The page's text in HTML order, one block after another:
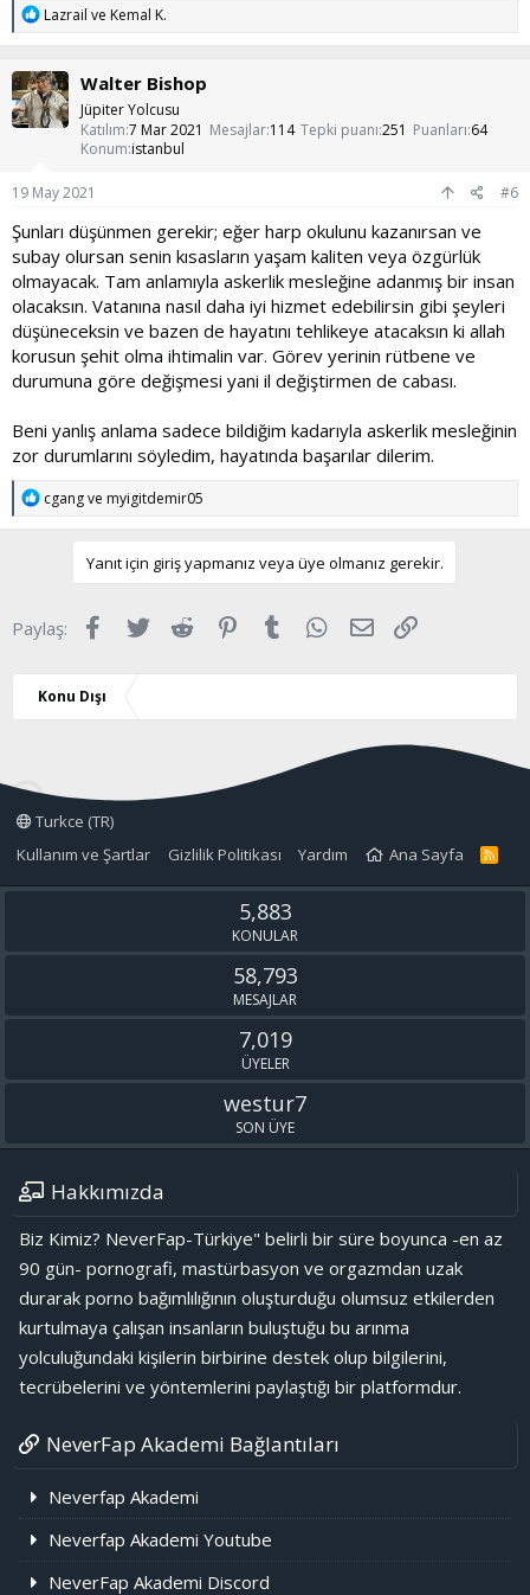
T
p
k
i
l
e
Lazrail ve Kemal K.
Walter Bishop
Jüpiter Yolcusu
Katılım 7 Mar 2021 Mesajlar 114 Tepki puanı 251 Puanları 64
Konum istanbul
19 May 2021 #6
Şunları düşünmen gerekir; eğer harp okulunu kazanırsan ve
subay olursan senin kısasların yaşam kaliten veya özgürlük
olmayacak. Tam anlamıyla askerlik mesleğine adanmış bir insan
olacaksın. Vatanına nasıl daha iyi hizmet edebilirsin gibi şeyleri
düşüneceksin ve bazen de hayatını tehlikeye atacaksın ki allah
korusun şehit olma ihtimalin var. Görev yerinin rütbene ve
durumuna göre değişmesi yani il değiştirmen de cabası.
Beni yanlış anlama sadece bildiğim kadarıyla askerlik mesleğinin
zor durumlarını söyledim, hayatında başarılar dilerim.
T
p
r
cgangve myigitdemir05
Yanıt için giriş yapmanız veya üye olmanız gerekir.
Paylaş: Facebook
Twitter Reddit Pinterest
Tumblr WhatsApp
E-posta
Konu Dışı
Turkce (TR)
Kullanım ve Şartlar
Gizlilik Politikası Yardım Ana Sayfa
R
S
5,883
KONULAR
58,793
MESAJLAR
7,019
ÜYELER
westur7
SON ÜYE
Hakkımızda
Biz Kimiz? NeverFap-Türkiye" belirli bir süre boyunca -en az
90 gün- pornografi, mastürbasyon ve orgazmdan uzak
durarak porno bağımlılığının oluşturduğu olumsuz etkilerden
kurtulmaya çalışan insanların buluştuğu bu arınma
yolculuğundaki kişilerin birbirine destek olup bilgilerini,
tecrübelerini ve yöntemlerini paylaştığı bir platformdur.
NeverFap Akademi Bağlantıları
Neverfap Akademi
Neverfap Akademi Youtube
NeverFap Akademi Discord